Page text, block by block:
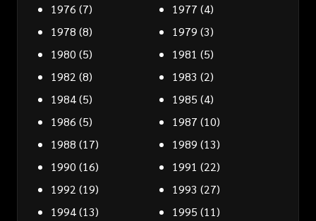
1976 (7) 1977 (4)
1978 (8) 1979 (3)
1980 (5) 1981 (5)
1982 (8) 1983 (2)
1984(5) 1985 (4)
1986 (5) 1987 (10)
1988 (17) 1989 (13)
1990 (16) 1991 (22)
1992 (19) 1993 (27)
1994(13) 1995 (11)